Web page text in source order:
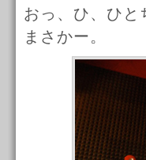
おっ、ひ、ひと
まさかー。